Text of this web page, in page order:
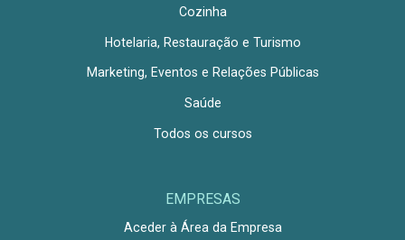
Cozinha
Hotelaria, Restauração e Turismo
Marketing, Eventos e Relações Públicas
Saúde
Todos os cursos
EMPRESAS
Aceder à Área da Empresa